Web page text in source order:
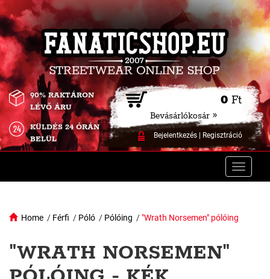
0 Ft
Bevásárlókosár »
Bejelentkezés| Regisztráció
90% RAKTÁRON
LÉVŐ ÁRU
KÜLDÉS 24 ÓRÁN
BELÜL
Toggle
Home / Férfi / Póló / Pólóing / "Wrath Norsemen" pólóing
"WRATH NORSEMEN"